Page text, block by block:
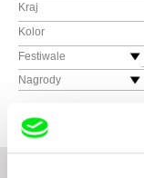
Kraj
Kolor
Festiwale
Nagrody